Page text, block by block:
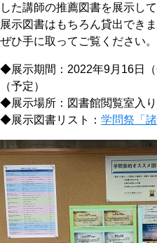
した講師の推薦図書を展示して
展示図書はもちろん貸出でき
ぜひ手に取ってご覧ください。
◆展示期間：2022年9月16日（
（予定）
◆展示場所：図書館閲覧室入
◆展示図書リスト： 学問祭「